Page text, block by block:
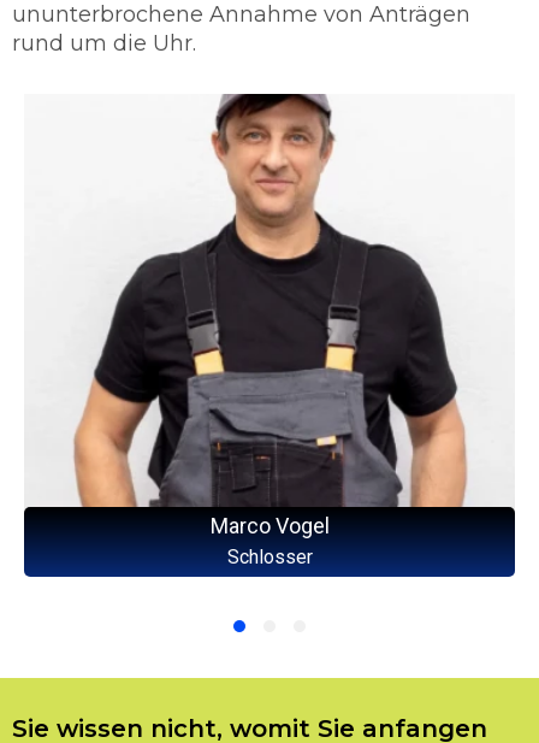
ununterbrochene Annahme von Anträgen
rund um die Uhr.
Marco Vogel
Schlosser
Sie wissen nicht, womit Sie anfangen